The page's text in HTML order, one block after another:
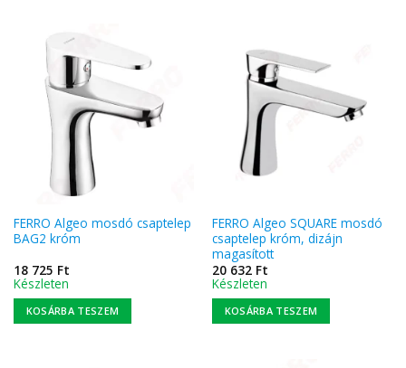
FERRO Algeo mosdó csaptelep
BAG2 króm
18 725 Ft
Készleten
KOSÁRBA TESZEM
FERRO Algeo SQUARE mosdó
csaptelep króm, dizájn
magasított
20 632 Ft
Készleten
KOSÁRBA TESZEM